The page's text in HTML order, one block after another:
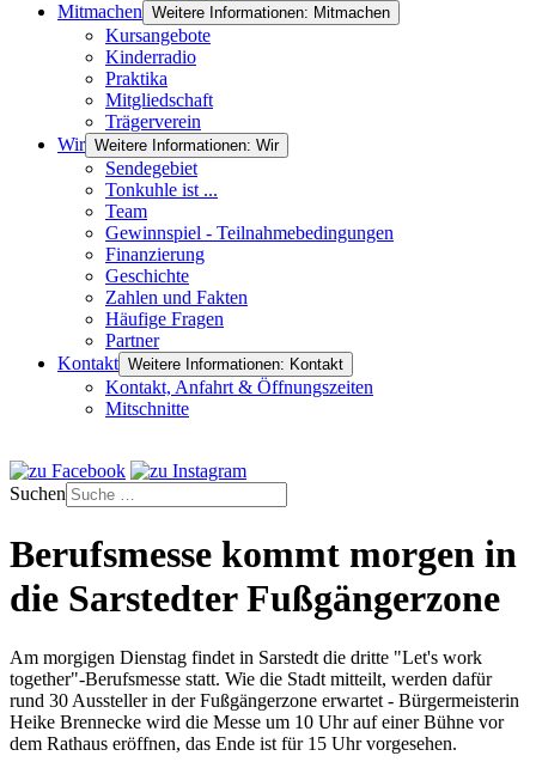
Mitmachen Weitere Informationen: Mitmachen
Kursangebote
Kinderradio
Praktika
Mitgliedschaft
Trägerverein
Wir Weitere Informationen: Wir
Sendegebiet
Tonkuhle ist ...
Team
Gewinnspiel - Teilnahmebedingungen
Finanzierung
Geschichte
Zahlen und Fakten
Häufige Fragen
Partner
Kontakt Weitere Informationen: Kontakt
Kontakt, Anfahrt & Öffnungszeiten
Mitschnitte
Suchen
Berufsmesse kommt morgen in
die Sarstedter Fußgängerzone
Am morgigen Dienstag findet in Sarstedt die dritte "Let's work
together"-Berufsmesse statt. Wie die Stadt mitteilt, werden dafür
rund 30 Aussteller in der Fußgängerzone erwartet - Bürgermeisterin
Heike Brennecke wird die Messe um 10 Uhr auf einer Bühne vor
dem Rathaus eröffnen, das Ende ist für 15 Uhr vorgesehen.